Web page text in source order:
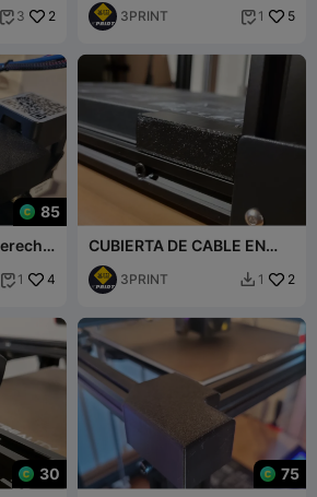
 3 2
impresora de cabezales
3PRINT  1 5
85
 1 4
CUBIERTA DE CABLE EN
IMPRESORA 3D
3PRINT  1 2
30
75